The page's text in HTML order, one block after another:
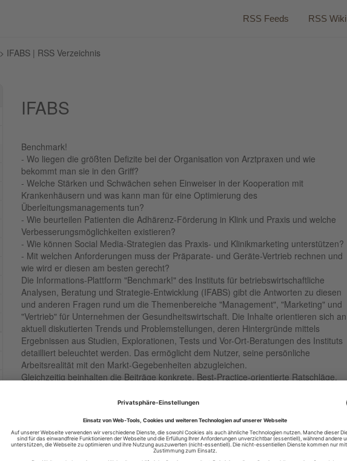
RSS Feeds RSS Wiki
> IFABS | RSS Verzeichnis
IFABS
Benchmark!
- Wo liegen die größten Defizite bei der Organisation von Arztpraxen und wie
bekommt man sie in den Griff?
- Welche Stärken und Schwächen sehen Einweiser in der Kooperation mit
Krankenhäusern und was kann man für eine Optimierung des
Überleitungsmanagements tun?
- Wie beurteilen Patienten die Adhärenz-Förderung in Klink und Praxis und welche
Verbesserungsmöglichkeiten existieren?
- Wie können Social Media-Strategien das Praxis- und Klinikmarketing unterstützen?
- Mit welchen Anforderungen muss der Präparate- und Geräte-Vertrieb rechnen und
wie wird er diesen am besten gerecht?
Die Informations-Plattform "Benchmark!" des Instituts für betriebswirtschaftliche
Analysen, Beratung und Strategie-Entwicklung (IFABS) gibt die Antworten zu diesen
und anderen Fragen rund um die Themenbereiche "Management", "Marketing" und
"Vertrieb" für Unternehmen der Gesundheitswirtschaft. Die Inhalte orientieren sich an
aktuell diskutierten Trends und Problemstellungen, deren Hintergründe mittels
Ergebnissen aus Studien, Explorationen, Tests und Vor-Ort-Beratungen des Instituts
detailliert beleuchtet werden. Das ermöglicht dem Nutzer, seine persönliche
Arbeitsrealität mit den Markt-Gegebenheiten abzugleichen.
Gleichzeitig beinhalten die Beiträge konkrete, Best-Practice-orientierte Ratschläge,
Kurzpräsentationen runden das Informationsangebot ab. Sowohl niedergelassene
Pflegepersonal als auch Apotheker oder Manager und Vertriebsmitarbeiter in der
medizintechnischen und pharmazeutischen Industrie werden auf der Informations-
Plattform BENCHMARK! fündig und erhalten vor allem Hilfe zur Selbsthilfe.